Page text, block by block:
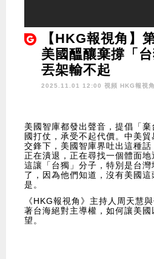
【HKG報視角】
美國醞釀棄撐「
丟架輸不起
2025.11.01 12:00 視頻 HKG報視角
美國智庫都發出聲音，提倡「
國打仗，承受不起代價。中美
交鋒下，美國智庫界吐出這種
正在潰退，正在尋找一個體面地
這讓「台獨」分子，特別是台
了，因為他們知道，沒有美國
是。
《HKG報視角》主持人周天慧
著台海絕對主導權，如何讓美
望。